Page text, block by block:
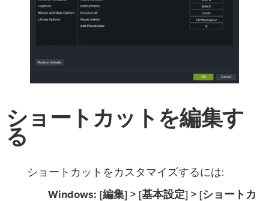
ショートカットを編集す
る
ショートカットをカスタマイズするには:
Windows: [編集] > [基本設定] > [ショートカ